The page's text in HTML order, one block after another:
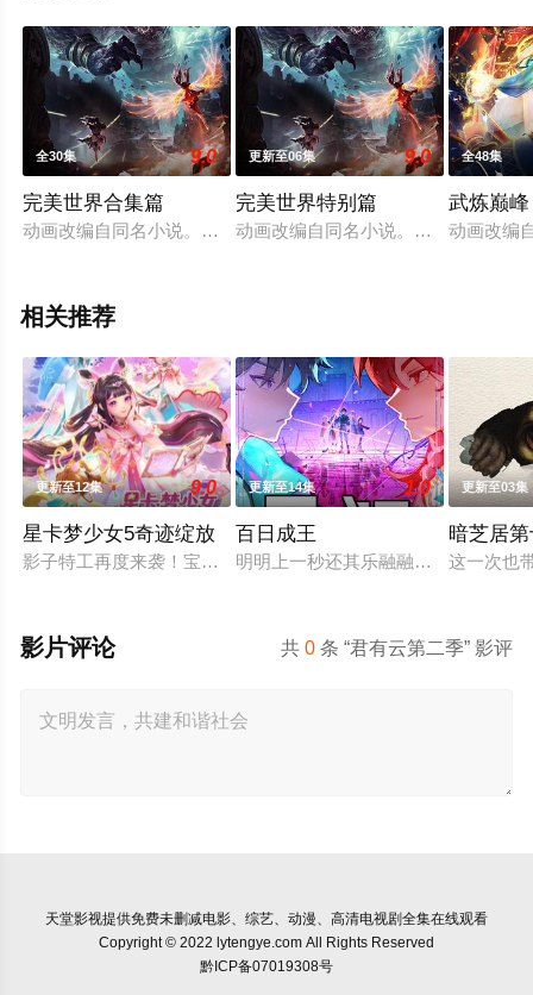
全30集 9.0
完美世界合集篇
动画改编自同名小说。他为修道而生，为应劫而至，他身化亿万
更新至06集 9.0
完美世界特别篇
动画改编自同名小说。他为修道而生
全48集
武炼巅峰
动画改编
相关推荐
更新至12集 9.0
星卡梦少女5奇迹绽放
影子特工再度来袭！宝石族精灵竟然成了关键所在！东方桃子与
更新至14集 1.0
百日成王
明明上一秒还其乐融融的餐厅，下
更新至03集
暗芝居
这一次也
共0 条 “君有云第二季” 影评
影片评论
天堂影视提供免费未删减电影、综艺、动漫、高清电视剧全集在线观看
Copyright © 2022 lytengye.com All Rights Reserved
黔ICP备07019308号